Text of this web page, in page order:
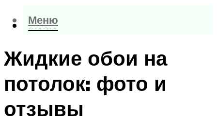
Меню
Меню
Жидкие обои на
потолок: фото и
отзывы